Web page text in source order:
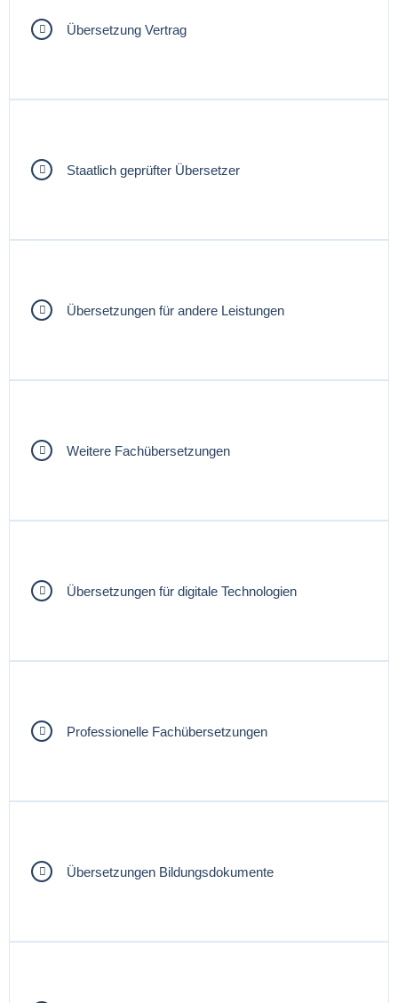
Übersetzung Vertrag
Staatlich geprüfter Übersetzer
Übersetzungen für andere Leistungen
Weitere Fachübersetzungen
Übersetzungen für digitale Technologien
Professionelle Fachübersetzungen
Übersetzungen Bildungsdokumente